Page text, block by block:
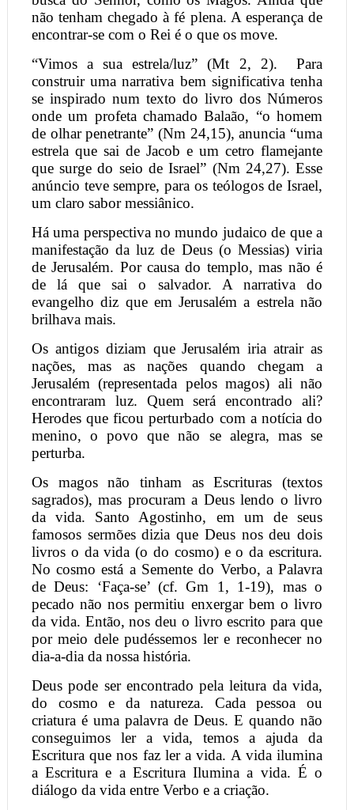
não tenham chegado à fé plena. A esperança de
encontrar-se com o Rei é o que os move.
“Vimos a sua estrela/luz” (Mt 2, 2).
Para
construir uma narrativa bem significativa tenha
se inspirado num texto do livro dos Números
onde um profeta chamado Balaão, “o homem
de olhar penetrante” (Nm 24,15), anuncia “uma
estrela que sai de Jacob e um cetro flamejante
que surge do seio de Israel” (Nm 24,27). Esse
anúncio teve sempre, para os teólogos de Israel,
um claro sabor messiânico.
Há uma perspectiva no mundo judaico de que a
manifestação da luz de Deus (o Messias) viria
de Jerusalém. Por causa do templo, mas não é
de lá que sai o salvador. A narrativa do
evangelho diz que em Jerusalém a estrela não
brilhava mais.
Os antigos diziam que Jerusalém iria atrair as
nações, mas as nações quando chegam a
Jerusalém (representada pelos magos) ali não
encontraram luz. Quem será encontrado ali?
Herodes que ficou perturbado com a notícia do
menino, o povo que não se alegra, mas se
perturba.
Os magos não tinham as Escrituras (textos
sagrados), mas procuram a Deus lendo o livro
da vida. Santo Agostinho, em um de seus
famosos sermões dizia que Deus nos deu dois
livros o da vida (o do cosmo) e o da escritura.
No cosmo está a Semente do Verbo, a Palavra
de Deus: ‘Faça-se’ (cf. Gm 1, 1-19), mas o
pecado não nos permitiu enxergar bem o livro
da vida. Então, nos deu o livro escrito para que
por meio dele pudéssemos ler e reconhecer no
dia-a-dia da nossa história.
Deus pode ser encontrado pela leitura da vida,
do cosmo e da natureza. Cada pessoa ou
criatura é uma palavra de Deus. E quando não
conseguimos ler a vida, temos a ajuda da
Escritura que nos faz ler a vida. A vida ilumina
a Escritura e a Escritura Ilumina a vida. É o
diálogo da vida entre Verbo e a criação.